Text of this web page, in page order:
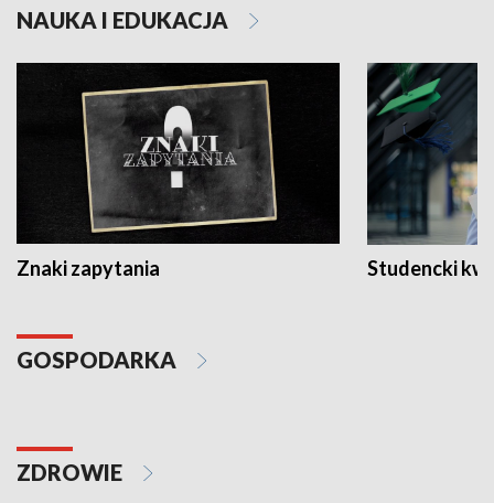
NAUKA I EDUKACJA
Znaki zapytania Studencki
GOSPODARKA
ZDROWIE